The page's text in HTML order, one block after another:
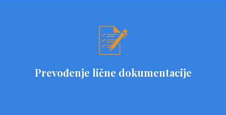
Prevođenje lične dokumentacije